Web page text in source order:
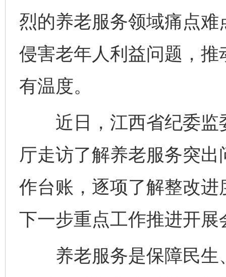
烈的养老服务领域痛点
侵害老年人利益问题，
有温度。
近日，江西省纪委监
厅走访了解养老服务突
作台账，逐项了解整改
下一步重点工作推进开展
养老服务是保障民生